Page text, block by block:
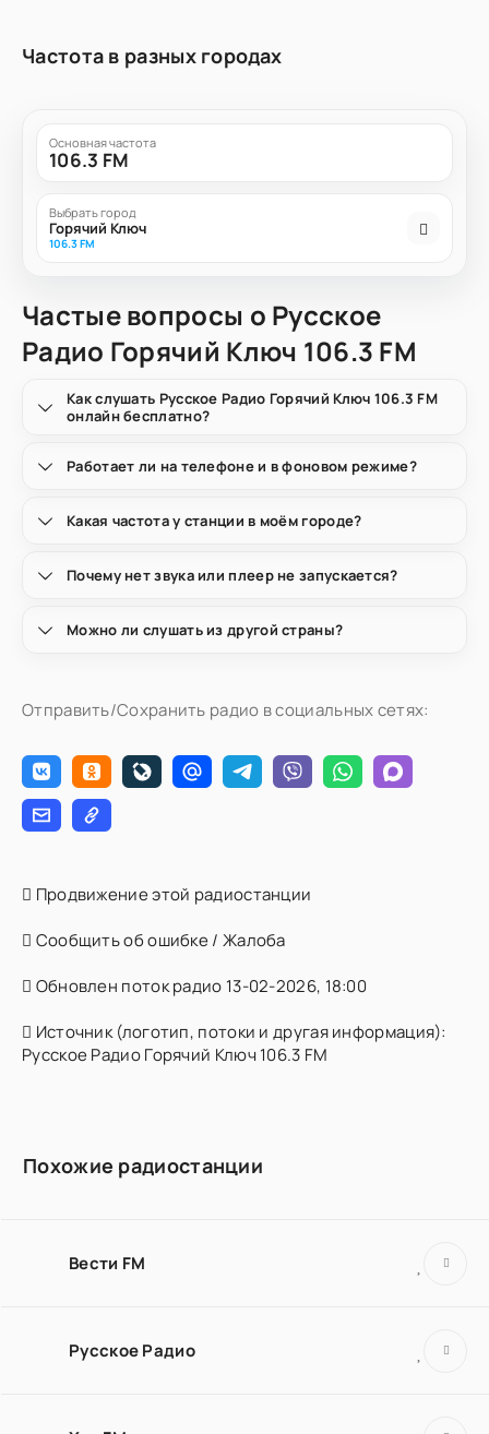
Частота в разных городах
Основная частота
106.3 FM
Выбрать город
Горячий Ключ
106.3 FM
Частые вопросы о Русское
Радио Горячий Ключ 106.3 FM
Как слушать Русское Радио Горячий Ключ 106.3 FM
онлайн бесплатно?
Работает ли на телефоне и в фоновом режиме?
Какая частота у станции в моём городе?
Почему нет звука или плеер не запускается?
Можно ли слушать из другой страны?
Отправить/Сохранить радио в социальных сетях:
Продвижение этой радиостанции
Сообщить об ошибке / Жалоба
Обновлен поток радио 13-02-2026, 18:00
Источник (логотип, потоки и другая информация):
Русское Радио Горячий Ключ 106.3 FM
Похожие радиостанции
Вести FM
Русское Радио